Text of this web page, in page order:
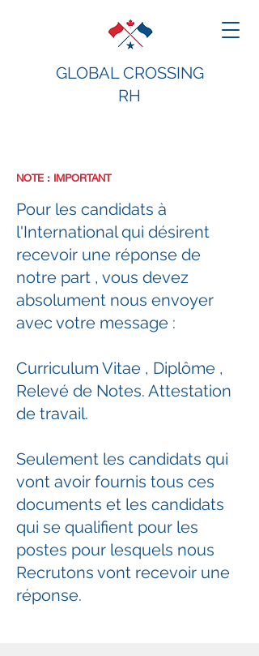
GLOBAL CROSSING
RH
NOTE : IMPORTANT
Pour les candidats à
l'International qui désirent
recevoir une réponse de
notre part , vous devez
absolument nous envoyer
avec votre message :
Curriculum Vitae , Diplôme ,
Relevé de Notes. Attestation
de travail.
Seulement les candidats qui
vont avoir fournis tous ces
documents et les candidats
qui se qualifient pour les
postes pour lesquels nous
Recrutons vont recevoir une
réponse.